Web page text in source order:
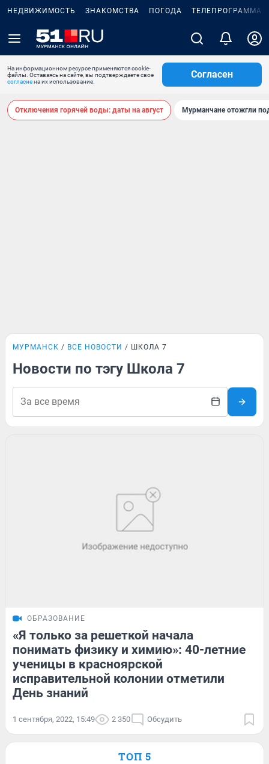
НЕДВИЖИМОСТЬ ЗНАКОМСТВА ПОГОДА ТЕЛЕПРОГРАММА
На информационном ресурсе применяются cookie-
файлы. Оставаясь на сайте, вы подтверждаете свое
согласиена их использование.
Согласен
Отключения горячей воды: даты на август Мурманчане отожгли
МУРМАНСК ВСЕ НОВОСТИ ШКОЛА 7
Новости по тэгу Школа 7
ОБРАЗОВАНИЕ
«Я только за решеткой начала
понимать физику и химию»: 40-летние
ученицы в красноярской
исправительной колонии отметили
День знаний
1 сентября, 2022, 15:49 2 350 Обсудить
ТОП 5